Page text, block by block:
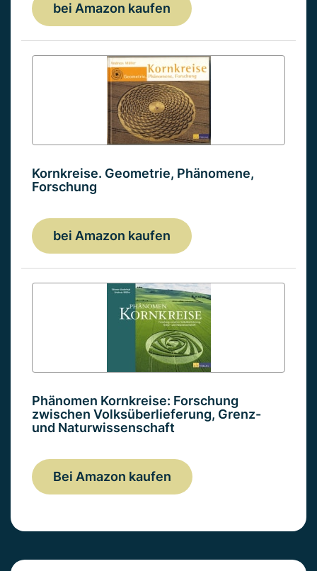
bei Amazon kaufen
Kornkreise. Geometrie, Phänomene,
Forschung
bei Amazon kaufen
Phänomen Kornkreise: Forschung
zwischen Volksüberlieferung, Grenz-
und Naturwissenschaft
Bei Amazon kaufen